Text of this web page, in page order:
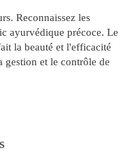
Reconnaissez les
ayurvédique précoce. Le
la beauté et l'efficacité
gestion et le contrôle de